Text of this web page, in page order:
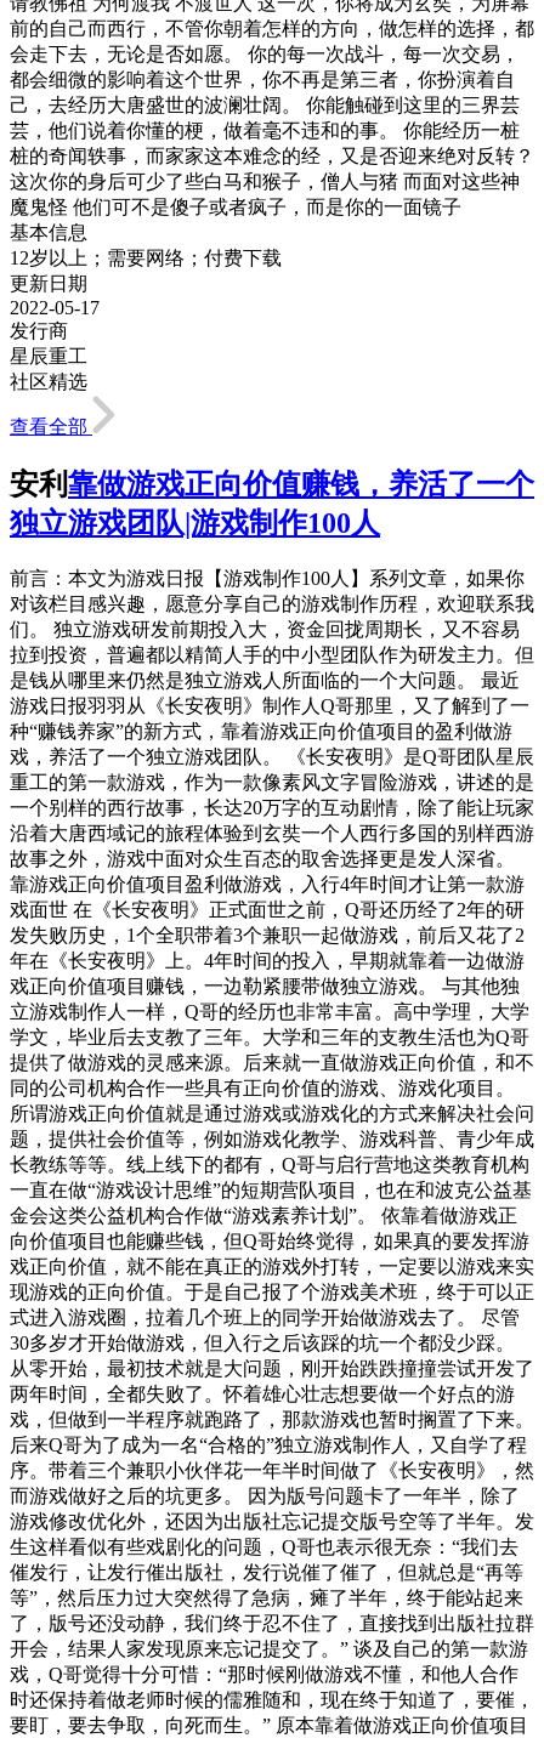
前的自己而西行，不管你朝着怎样的方向，做怎样的选择，都
会走下去，无论是否如愿。 你的每一次战斗，每一次交易，
都会细微的影响着这个世界，你不再是第三者，你扮演着自
己，去经历大唐盛世的波澜壮阔。 你能触碰到这里的三界芸
芸，他们说着你懂的梗，做着毫不违和的事。 你能经历一桩
桩的奇闻轶事，而家家这本难念的经，又是否迎来绝对反转？
这次你的身后可少了些白马和猴子，僧人与猪 而面对这些神
魔鬼怪 他们可不是傻子或者疯子，而是你的一面镜子
基本信息
12岁以上；需要网络；付费下载
更新日期
2022-05-17
发行商
星辰重工
社区精选
查看全部
安利靠做游戏正向价值赚钱，养活了一个
独立游戏团队|游戏制作100人
前言：本文为游戏日报【游戏制作100人】系列文章，如果你
对该栏目感兴趣，愿意分享自己的游戏制作历程，欢迎联系我
们。 独立游戏研发前期投入大，资金回拢周期长，又不容易
拉到投资，普遍都以精简人手的中小型团队作为研发主力。但
是钱从哪里来仍然是独立游戏人所面临的一个大问题。 最近
游戏日报羽羽从《长安夜明》制作人Q哥那里，又了解到了一
种“赚钱养家”的新方式，靠着游戏正向价值项目的盈利做游
戏，养活了一个独立游戏团队。 《长安夜明》是Q哥团队星辰
重工的第一款游戏，作为一款像素风文字冒险游戏，讲述的是
一个别样的西行故事，长达20万字的互动剧情，除了能让玩家
沿着大唐西域记的旅程体验到玄奘一个人西行多国的别样西游
故事之外，游戏中面对众生百态的取舍选择更是发人深省。
靠游戏正向价值项目盈利做游戏，入行4年时间才让第一款游
戏面世 在《长安夜明》正式面世之前，Q哥还历经了2年的研
发失败历史，1个全职带着3个兼职一起做游戏，前后又花了2
年在《长安夜明》上。4年时间的投入，早期就靠着一边做游
戏正向价值项目赚钱，一边勒紧腰带做独立游戏。 与其他独
立游戏制作人一样，Q哥的经历也非常丰富。高中学理，大学
学文，毕业后去支教了三年。大学和三年的支教生活也为Q哥
提供了做游戏的灵感来源。后来就一直做游戏正向价值，和不
同的公司机构合作一些具有正向价值的游戏、游戏化项目。
所谓游戏正向价值就是通过游戏或游戏化的方式来解决社会问
题，提供社会价值等，例如游戏化教学、游戏科普、青少年成
长教练等等。线上线下的都有，Q哥与启行营地这类教育机构
一直在做“游戏设计思维”的短期营队项目，也在和波克公益基
金会这类公益机构合作做“游戏素养计划”。 依靠着做游戏正
向价值项目也能赚些钱，但Q哥始终觉得，如果真的要发挥游
戏正向价值，就不能在真正的游戏外打转，一定要以游戏来实
现游戏的正向价值。于是自己报了个游戏美术班，终于可以正
式进入游戏圈，拉着几个班上的同学开始做游戏去了。 尽管
30多岁才开始做游戏，但入行之后该踩的坑一个都没少踩。
从零开始，最初技术就是大问题，刚开始跌跌撞撞尝试开发了
两年时间，全都失败了。怀着雄心壮志想要做一个好点的游
戏，但做到一半程序就跑路了，那款游戏也暂时搁置了下来。
后来Q哥为了成为一名“合格的”独立游戏制作人，又自学了程
序。带着三个兼职小伙伴花一年半时间做了《长安夜明》，然
而游戏做好之后的坑更多。 因为版号问题卡了一年半，除了
游戏修改优化外，还因为出版社忘记提交版号空等了半年。发
生这样看似有些戏剧化的问题，Q哥也表示很无奈：“我们去
催发行，让发行催出版社，发行说催了催了，但就总是“再等
等”，然后压力过大突然得了急病，瘫了半年，终于能站起来
了，版号还没动静，我们终于忍不住了，直接找到出版社拉群
开会，结果人家发现原来忘记提交了。” 谈及自己的第一款游
戏，Q哥觉得十分可惜：“那时候刚做游戏不懂，和他人合作
时还保持着做老师时候的儒雅随和，现在终于知道了，要催，
要盯，要去争取，向死而生。” 原本靠着做游戏正向价值项目